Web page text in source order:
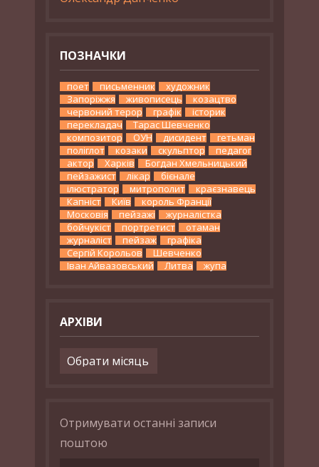
ПОЗНАЧКИ
поет письменник
художник
Запоріжжя
живописець
козацтво
червоний терор
графік
історик
перекладач
Тарас Шевченко
композитор
ОУН дисидент
гетьман
поліглот
козаки скульптор
педагог
актор
Харків
Богдан Хмельницький
пейзажист
лікар
бієнале
ілюстратор
митрополит
краєзнавець
Капніст
Київ
король Франції
Московія
пейзажі
журналістка
бойчукіст
портретист
отаман
журналіст
пейзаж
графіка
Сергій Корольов
Шевченко
Іван Айвазовський
Литва жупа
АРХІВИ
Архіви
Отримувати останні записи
поштою